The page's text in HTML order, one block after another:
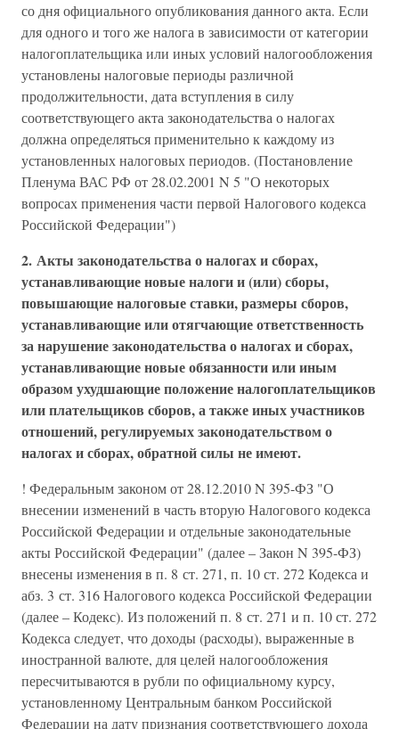
со дня официального опубликования данного акта. Если
для одного и того же налога в зависимости от категории
налогоплательщика или иных условий налогообложения
установлены налоговые периоды различной
продолжительности, дата вступления в силу
соответствующего акта законодательства о налогах
должна определяться применительно к каждому из
установленных налоговых периодов. (Постановление
Пленума ВАС РФ от 28.02.2001 N 5 "О некоторых
вопросах применения части первой Налогового кодекса
Российской Федерации")
2. Акты законодательства о налогах и сборах,
устанавливающие новые налоги и (или) сборы,
повышающие налоговые ставки, размеры сборов,
устанавливающие или отягчающие ответственность
за нарушение законодательства о налогах и сборах,
устанавливающие новые обязанности или иным
образом ухудшающие положение налогоплательщиков
или плательщиков сборов, а также иных участников
отношений, регулируемых законодательством о
налогах и сборах, обратной силы не имеют.
! Федеральным законом от 28.12.2010 N 395-ФЗ "О
внесении изменений в часть вторую Налогового кодекса
Российской Федерации и отдельные законодательные
акты Российской Федерации" (далее – Закон N 395-ФЗ)
внесены изменения в п. 8 ст. 271, п. 10 ст. 272 Кодекса и
абз. 3 ст. 316 Налогового кодекса Российской Федерации
(далее – Кодекс). Из положений п. 8 ст. 271 и п. 10 ст. 272
Кодекса следует, что доходы (расходы), выраженные в
иностранной валюте, для целей налогообложения
пересчитываются в рубли по официальному курсу,
установленному Центральным банком Российской
Федерации на дату признания соответствующего дохода